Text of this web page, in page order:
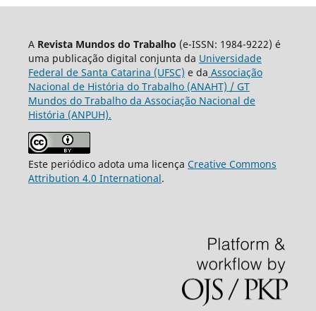
A Revista Mundos do Trabalho (e-ISSN: 1984-9222) é
uma publicação digital conjunta da Universidade
Federal de Santa Catarina (UFSC) e da Associação
Nacional de História do Trabalho (ANAHT) / GT
Mundos do Trabalho da Associação Nacional de
História (ANPUH).
Este periódico adota uma licença Creative Commons
Attribution 4.0 International.